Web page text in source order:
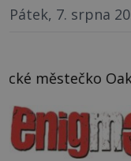
Pátek, 7. srpna
se z nebe